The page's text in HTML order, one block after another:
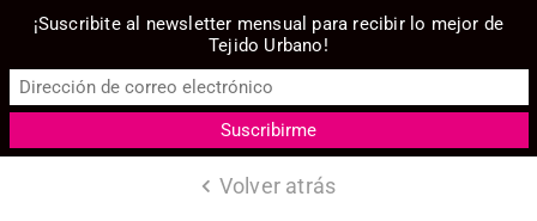
Volver atrás
¡Suscribite al newsletter mensual para recibir lo mejor de
Tejido Urbano!